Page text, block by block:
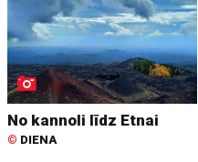
No kannoli līdz Etnai
© DIENA